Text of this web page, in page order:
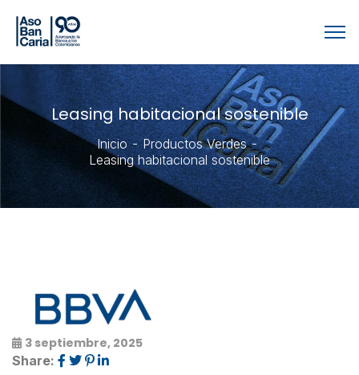
Leasing habitacional sostenible
Inicio
Productos Verdes
Leasing habitacional sostenible
3 septiembre, 2025
Share: